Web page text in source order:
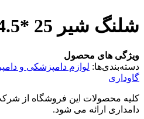
شلنگ شیر 25 *14.5 رابر
ویژگی های محصول
دسته‌بندی‌ها: لوازم دامپزشکی و
گاوداری
کلیه محصولات این فروشگاه از
دامداری ارائه می شود.